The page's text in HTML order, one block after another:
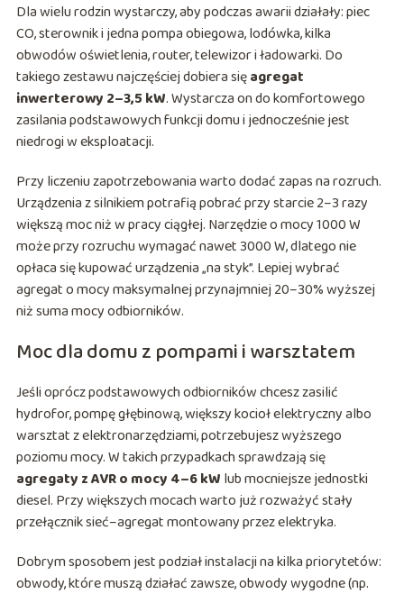
Dla wielu rodzin wystarczy, aby podczas awarii działały: piec
CO, sterownik i jedna pompa obiegowa, lodówka, kilka
obwodów oświetlenia, router, telewizor i ładowarki. Do
takiego zestawu najczęściej dobiera sięagregat
inwerterowy 2–3,5 kW. Wystarcza on do komfortowego
zasilania podstawowych funkcji domu i jednocześnie jest
niedrogi w eksploatacji.
Przy liczeniu zapotrzebowania warto dodać zapas na rozruch.
Urządzenia z silnikiem potrafią pobrać przy starcie 2–3 razy
większą moc niż w pracy ciągłej. Narzędzie o mocy 1000 W
może przy rozruchu wymagać nawet 3000 W, dlatego nie
opłaca się kupować urządzenia „na styk”. Lepiej wybrać
agregat o mocy maksymalnej przynajmniej 20–30% wyższej
niż suma mocy odbiorników.
Moc dla domu z pompami i warsztatem
Jeśli oprócz podstawowych odbiorników chcesz zasilić
hydrofor, pompę głębinową, większy kocioł elektryczny albo
warsztat z elektronarzędziami, potrzebujesz wyższego
poziomu mocy. W takich przypadkach sprawdzają się
agregaty z AVR o mocy 4–6 kW lub mocniejsze jednostki
diesel. Przy większych mocach warto już rozważyć stały
przełącznik sieć–agregat montowany przez elektryka.
Dobrym sposobem jest podział instalacji na kilka priorytetów:
obwody, które muszą działać zawsze, obwody wygodne (np.